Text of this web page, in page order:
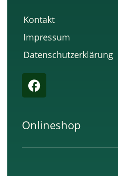
Kontakt
Impressum
Datenschutzerklärung
F
a
c
b
o
Onlineshop